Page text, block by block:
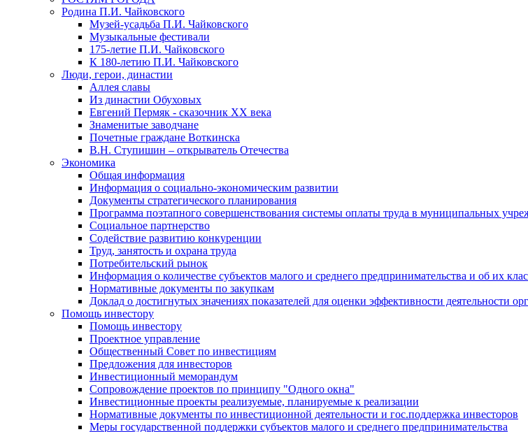
Родина П.И. Чайковского
Музей-усадьба П.И. Чайковского
Музыкальные фестивали
175-летие П.И. Чайковского
К 180-летию П.И. Чайковского
Люди, герои, династии
Аллея славы
Из династии Обуховых
Евгений Пермяк - сказочник XX века
Знаменитые заводчане
Почетные граждане Воткинска
В.Н. Ступишин – открыватель Отечества
Экономика
Общая информация
Информация о социально-экономическим развитии
Документы стратегического планирования
Программа поэтапного совершенствования системы оплаты труда в муниципальных
Социальное партнерство
Содействие развитию конкуренции
Труд, занятость и охрана труда
Потребительский рынок
Информация о количестве субъектов малого и среднего предпринимательства и об их
Нормативные документы по закупкам
Доклад о достигнутых значениях показателей для оценки эффективности деятельности
Помощь инвестору
Помощь инвестору
Проектное управление
Общественный Совет по инвестициям
Предложения для инвесторов
Инвестиционный меморандум
Сопровождение проектов по принципу "Oдного окна"
Инвестиционные проекты реализуемые, планируемые к реализации
Нормативные документы по инвестиционной деятельности и гос.поддержка инвесторов
Меры государственной поддержки субъектов малого и среднего предпринимательства